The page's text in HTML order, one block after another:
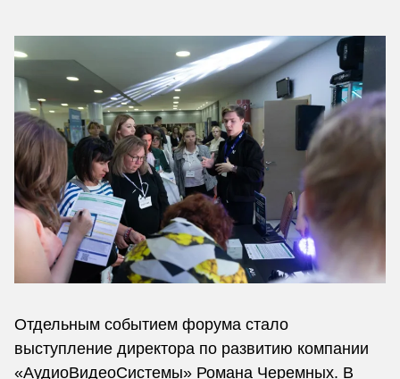
Отдельным событием форума стало
выступление директора по развитию компании
«АудиоВидеоСистемы» Романа Черемных. В